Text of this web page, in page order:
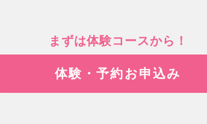
まずは体験コースから！
体験・予約お申込み